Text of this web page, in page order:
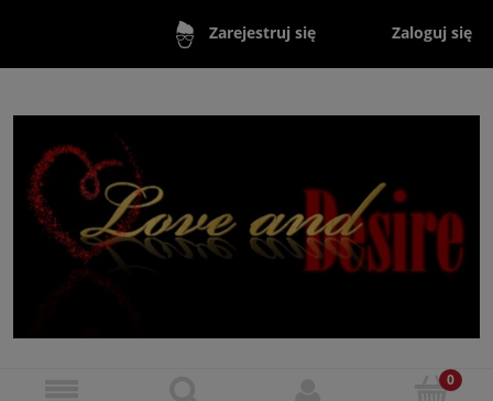
Zarejestruj się Zaloguj się